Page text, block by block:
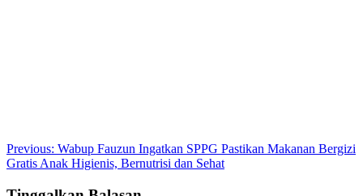
Post
navigation
Previous: Wabup Fauzun Ingatkan SPPG Pastikan Makanan Bergizi
Gratis Anak Higienis, Bernutrisi dan Sehat